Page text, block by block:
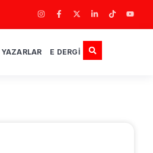
YAZARLAR E DERGI